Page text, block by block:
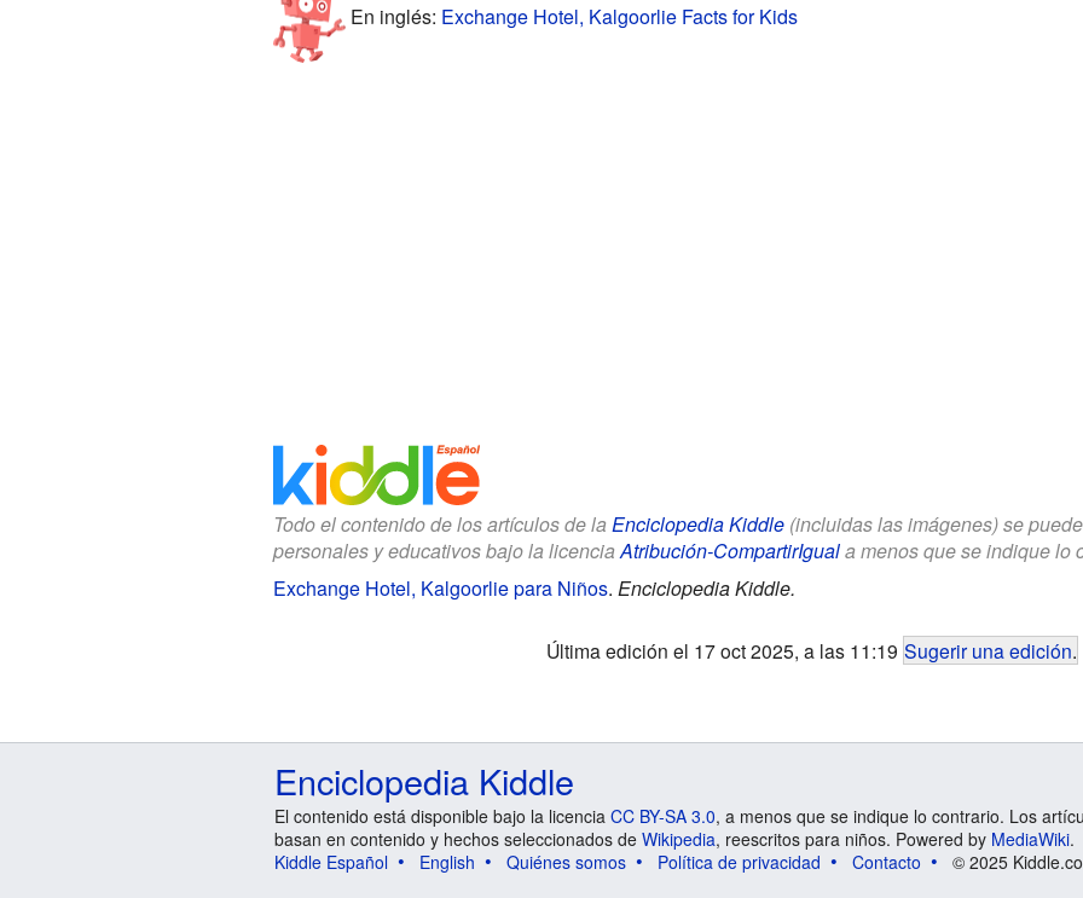
En inglés: Exchange Hotel, Kalgoorlie Facts for Kids
Todo el contenido de los artículos de la Enciclopedia Kiddle(incluidas las imágenes) se
personales y educativos bajo la licencia Atribución-CompartirIguala menos que se indique lo
Exchange Hotel, Kalgoorlie para Niños. Enciclopedia Kiddle.
Última edición el 17 oct 2025, a las 11:19 Sugerir una edición.
Enciclopedia Kiddle
El contenido está disponible bajo la licencia CC BY-SA 3.0, a menos que se indique lo contrario. Los
basan en contenido y hechos seleccionados de Wikipedia, reescritos para niños. Powered by MediaWiki.
Kiddle Español
English Quiénes somos Política de privacidad Contacto © 2025 Kiddle.co